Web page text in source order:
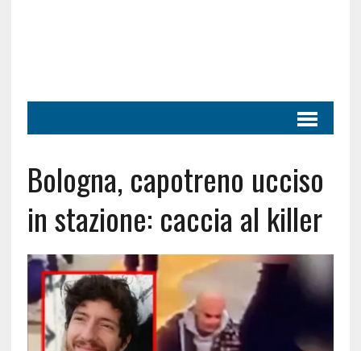
Bologna, capotreno ucciso
in stazione: caccia al killer